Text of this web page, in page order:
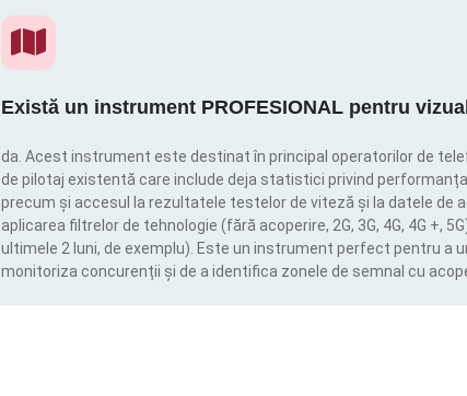
Există un instrument PROFESIONAL pentru
da. Acest instrument este destinat în principal operatorilor de
de pilotaj existentă care include deja statistici privind
precum și accesul la rezultatele testelor de viteză și la datele de
aplicarea filtrelor de tehnologie (fără acoperire, 2G, 3G, 4G, 4G +,
ultimele 2 luni, de exemplu). Este un instrument perfect pentru a
monitoriza concurenții și de a identifica zonele de semnal cu